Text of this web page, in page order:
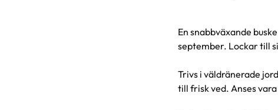
En snabbväxande
september. Lockar till
Trivs i väldränerade
till frisk ved. Anses